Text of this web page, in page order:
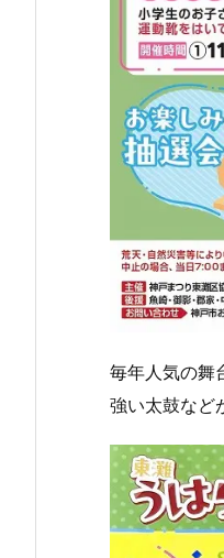
毎年人気の舞
強い太鼓など